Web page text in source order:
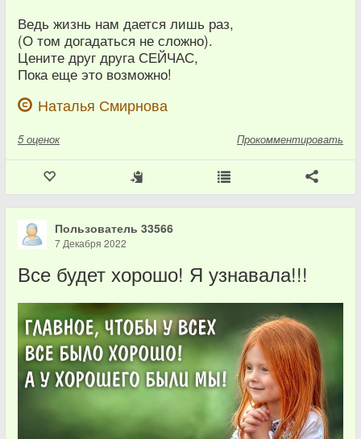
Ведь жизнь нам дается лишь раз,
(О том догадаться не сложно).
Цените друг друга СЕЙЧАС,
Пока еще это возможно!
Наталья Смирнова
5 оценок Прокомментировать
Пользователь 33566
7 Декабря 2022
Все будет хорошо! Я узнавала!!!